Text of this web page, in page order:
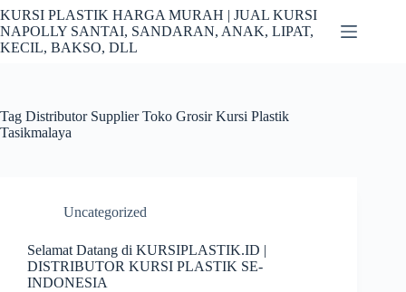
Skip
to
content
KURSI PLASTIK HARGA MURAH | JUAL KURSI
NAPOLLY SANTAI, SANDARAN, ANAK, LIPAT,
KECIL, BAKSO, DLL
Tag Distributor Supplier Toko Grosir Kursi Plastik
Tasikmalaya
Uncategorized
Selamat Datang di KURSIPLASTIK.ID |
DISTRIBUTOR KURSI PLASTIK SE-
INDONESIA